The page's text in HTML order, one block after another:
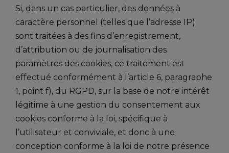
Si, dans un cas particulier, des données à
caractère personnel (telles que l’adresse IP)
sont traitées à des fins d’enregistrement,
d’attribution ou de journalisation des
paramètres des cookies, ce traitement est
effectué conformément à l’article 6, paragraphe
1, point f), du RGPD, sur la base de notre intérêt
légitime à une gestion du consentement aux
cookies conforme à la loi, spécifique à
l’utilisateur et conviviale, et donc à une
conception conforme à la loi de notre présence